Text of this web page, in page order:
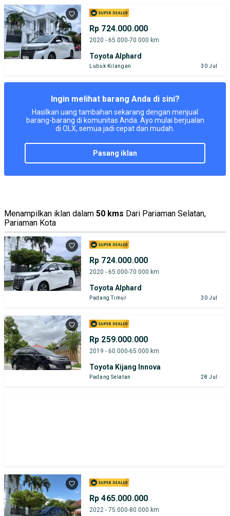
Rp 724.000.000
2020 - 65.000-70.000 km
Toyota Alphard
Lubuk Kilangan 30 Jul
Ingin melihat barang Anda di sini?
Hasilkan uang tambahan sekarang dengan menjual
barang-barang di komunitas Anda. Ayo mulai berjualan
di OLX, semua jadi cepat dan mudah.
pasang iklan
Menampilkan iklan dalam 50 kms Dari Pariaman Selatan,
Pariaman Kota
Rp 724.000.000
2020 - 65.000-70.000 km
Toyota Alphard
Padang Timur 30 Jul
Rp 259.000.000
2019 - 60.000-65.000 km
Toyota Kijang Innova
Padang Selatan 28 Jul
Rp 465.000.000
2022 - 75.000-80.000 km